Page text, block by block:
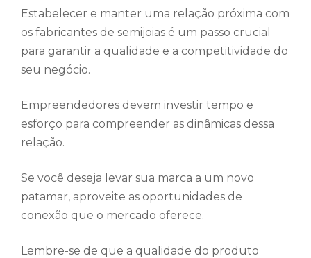
Estabelecer e manter uma relação próxima com
os fabricantes de semijoias é um passo crucial
para garantir a qualidade e a competitividade do
seu negócio.
Empreendedores devem investir tempo e
esforço para compreender as dinâmicas dessa
relação.
Se você deseja levar sua marca a um novo
patamar, aproveite as oportunidades de
conexão que o mercado oferece.
Lembre-se de que a qualidade do produto